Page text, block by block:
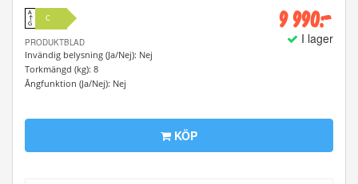
A
↑
G
C
PRODUKTBLAD
Invändig belysning (Ja/Nej): Nej
Torkmängd (kg): 8
Ångfunktion (Ja/Nej): Nej
9 990:-
I lager
KÖP